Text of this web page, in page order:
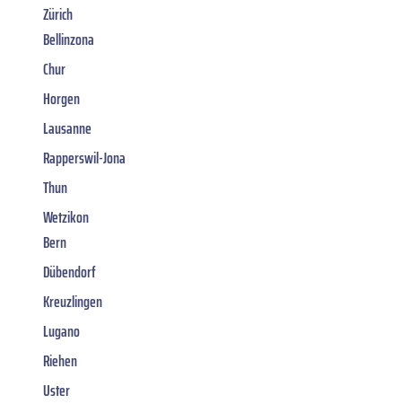
Zürich
Bellinzona
Chur
Horgen
Lausanne
Rapperswil-Jona
Thun
Wetzikon
Bern
Dübendorf
Kreuzlingen
Lugano
Riehen
Uster